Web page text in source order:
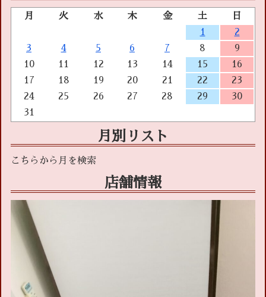
月 火 水 木 金 土
日
1
2
3
4 5 6 7 8
9
10
11 12 13 14 15
16
17
18 19 20 21 22
23
24
25 26 27 28 29
30
31
月別リスト
店舗情報